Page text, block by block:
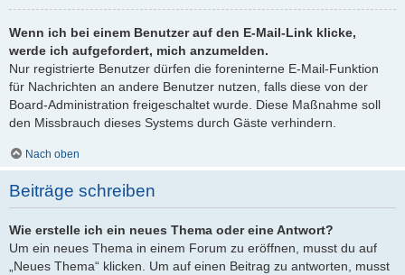
Wenn ich bei einem Benutzer auf den E-Mail-Link klicke,
werde ich aufgefordert, mich anzumelden.
Nur registrierte Benutzer dürfen die foreninterne E-Mail-Funktion
für Nachrichten an andere Benutzer nutzen, falls diese von der
Board-Administration freigeschaltet wurde. Diese Maßnahme soll
den Missbrauch dieses Systems durch Gäste verhindern.
Nach oben
Beiträge schreiben
Wie erstelle ich ein neues Thema oder eine Antwort?
Um ein neues Thema in einem Forum zu eröffnen, musst du auf
„Neues Thema“ klicken. Um auf einen Beitrag zu antworten, musst